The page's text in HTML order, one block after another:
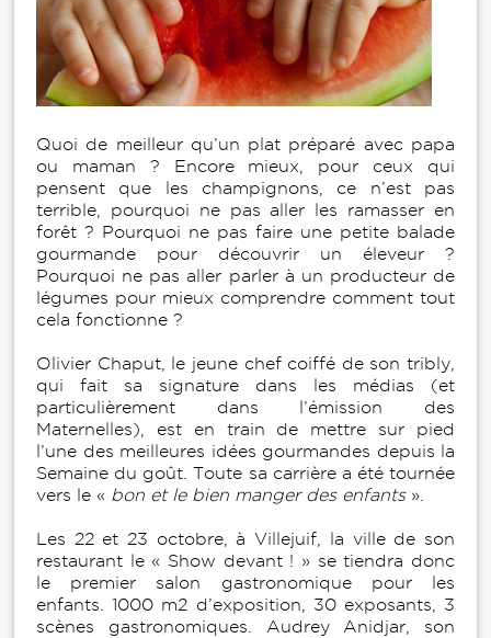
Quoi de meilleur qu’un plat préparé avec papa
ou maman ? Encore mieux, pour ceux qui
pensent que les champignons, ce n’est pas
terrible, pourquoi ne pas aller les ramasser en
forêt ? Pourquoi ne pas faire une petite balade
gourmande pour découvrir un éleveur ?
Pourquoi ne pas aller parler à un producteur de
légumes pour mieux comprendre comment tout
cela fonctionne ?
Olivier Chaput, le jeune chef coiffé de son tribly,
qui fait sa signature dans les médias (et
particulièrement dans l’émission des
Maternelles), est en train de mettre sur pied
l’une des meilleures idées gourmandes depuis la
Semaine du goût. Toute sa carrière a été tournée
vers le « bon et le bien manger des enfants ».
Les 22 et 23 octobre, à Villejuif, la ville de son
restaurant le « Show devant ! » se tiendra donc
le premier salon gastronomique pour les
enfants. 1000 m2 d’exposition, 30 exposants, 3
scènes gastronomiques. Audrey Anidjar, son